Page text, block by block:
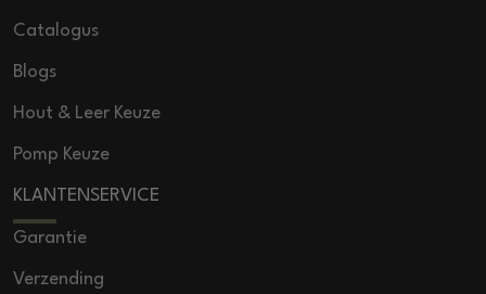
Catalogus
Blogs
Hout & Leer Keuze
Pomp Keuze
KLANTENSERVICE
Garantie
Verzending